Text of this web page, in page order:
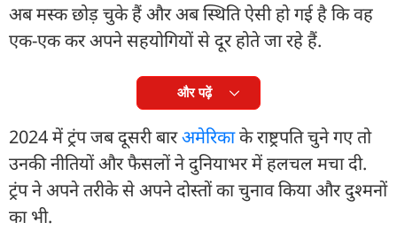
अब मस्क छोड़ चुके हैं और अब स्थिति ऐसी हो गई है कि वह
एक-एक कर अपने सहयोगियों से दूर होते जा रहे हैं.
और पढ़ें
2024 में ट्रंप जब दूसरी बारअमेरिकाके राष्ट्रपति चुने गए तो
उनकी नीतियों और फैसलों ने दुनियाभर में हलचल मचा दी.
ट्रंप ने अपने तरीके से अपने दोस्तों का चुनाव किया और दुश्मनों
का भी.